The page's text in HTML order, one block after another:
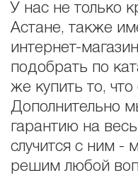
У нас не только
Астане, также
интернет-
подобрать по
же купить то, что
Дополнительно
гарантию на
случится с ним -
решим любой